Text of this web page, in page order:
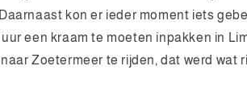
kon er ieder moment iets
een kraam te moeten inpakken in
Zoetermeer te rijden, dat werd wat